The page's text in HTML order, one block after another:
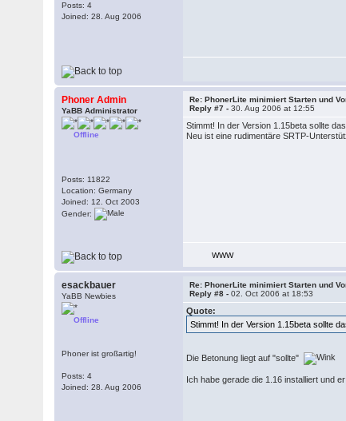
Posts: 4
Joined: 28. Aug 2006
Phoner Admin
YaBB Administrator
Offline
Posts: 11822
Location: Germany
Joined: 12. Oct 2003
Gender:
Re: PhonerLite minimiert Starten und
Reply #7 -30. Aug 2006 at 12:55
Stimmt! In der Version 1.15beta sollte
Neu ist eine rudimentäre SRTP-
WWW
esackbauer
YaBB Newbies
Offline
Phoner ist großartig!
Posts: 4
Joined: 28. Aug 2006
Re: PhonerLite minimiert Starten und
Reply #8 -02. Oct 2006 at 18:53
Quote:
Stimmt! In der Version 1.15beta sollte
Die Betonung liegt auf "sollte"
Ich habe gerade die 1.16 installiert und